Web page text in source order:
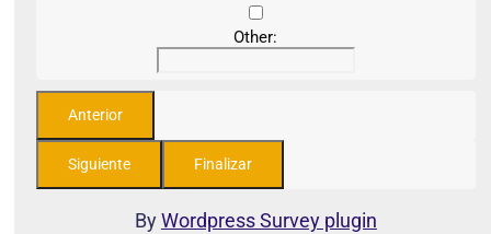
Other:
ByWordpress Survey plugin